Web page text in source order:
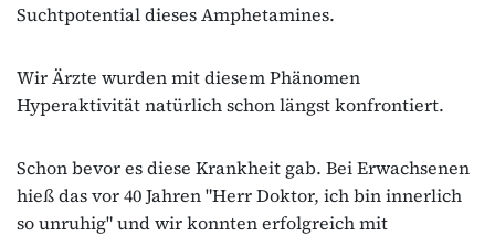
Suchtpotential dieses Amphetamines.
Wir Ärzte wurden mit diesem Phänomen
Hyperaktivität natürlich schon längst konfrontiert.
Schon bevor es diese Krankheit gab. Bei Erwachsenen
hieß das vor 40 Jahren "Herr Doktor, ich bin innerlich
so unruhig" und wir konnten erfolgreich mit